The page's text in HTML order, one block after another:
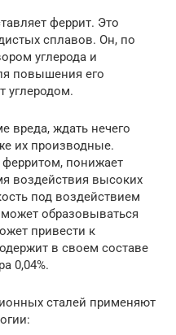
феррит. Это
сплавов. Он, по
углерода и
повышения его
углеродом.
вреда, ждать нечего
их производные.
понижает
воздействия высоких
под воздействием
образовываться
привести к
в своем составе
0,04%.
сталей применяют